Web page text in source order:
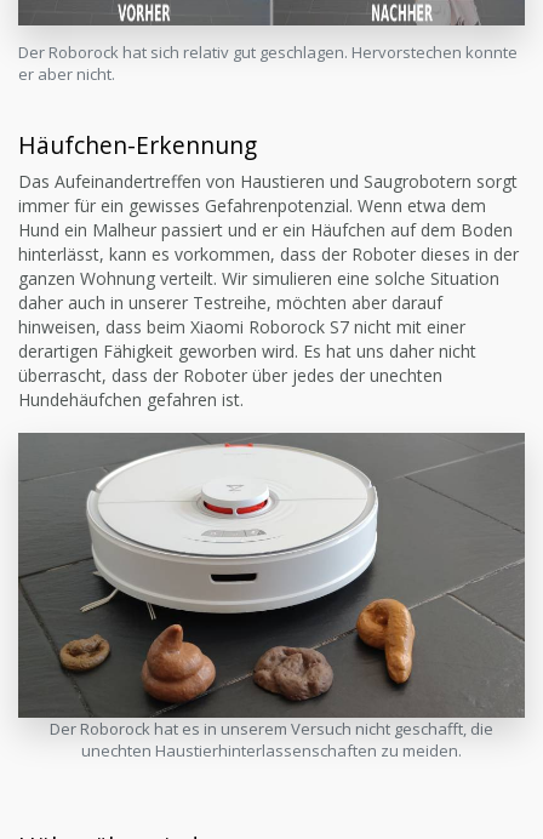
Der Roborock hat sich relativ gut geschlagen. Hervorstechen konnte
er aber nicht.
Häufchen-Erkennung
Das Aufeinandertreffen von Haustieren und Saugrobotern sorgt
immer für ein gewisses Gefahrenpotenzial. Wenn etwa dem
Hund ein Malheur passiert und er ein Häufchen auf dem Boden
hinterlässt, kann es vorkommen, dass der Roboter dieses in der
ganzen Wohnung verteilt. Wir simulieren eine solche Situation
daher auch in unserer Testreihe, möchten aber darauf
hinweisen, dass beim Xiaomi Roborock S7 nicht mit einer
derartigen Fähigkeit geworben wird. Es hat uns daher nicht
überrascht, dass der Roboter über jedes der unechten
Hundehäufchen gefahren ist.
Der Roborock hat es in unserem Versuch nicht geschafft, die
unechten Haustierhinterlassenschaften zu meiden.